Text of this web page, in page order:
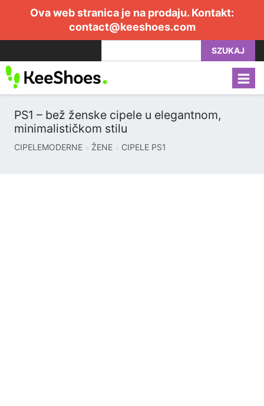
Ova web stranica je na prodaju. Kontakt:
contact@keeshoes.com
SZUKAJ
PS1 – bež ženske cipele u elegantnom,
minimalističkom stilu
CIPELEMODERNE ŽENE CIPELE PS1